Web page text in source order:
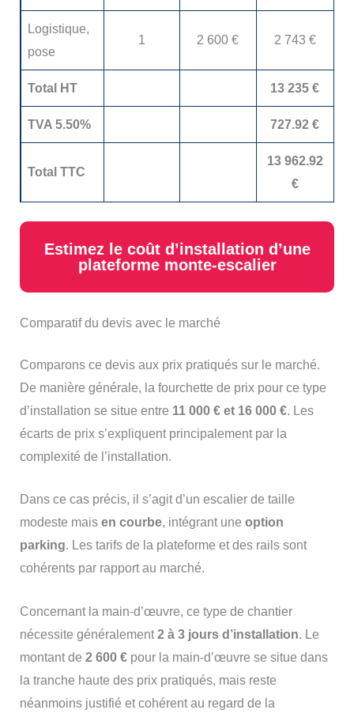
Logistique,
pose
1 2 600 € 2 743 €
Total HT 13 235 €
TVA 5.50% 727.92 €
Total TTC
13 962.92
€
Estimez le coût d’installation d’une
plateforme monte-escalier
Comparatif du devis avec le marché
Comparons ce devis aux prix pratiqués sur le marché.
De manière générale, la fourchette de prix pour ce type
d’installation se situe entre 11 000 € et 16 000 €. Les
écarts de prix s’expliquent principalement par la
complexité de l’installation.
Dans ce cas précis, il s’agit d’un escalier de taille
modeste mais en courbe, intégrant une option
parking. Les tarifs de la plateforme et des rails sont
cohérents par rapport au marché.
Concernant la main-d’œuvre, ce type de chantier
nécessite généralement2 à 3 jours d’installation. Le
montant de 2 600 €pour la main-d’œuvre se situe dans
la tranche haute des prix pratiqués, mais reste
néanmoins justifié et cohérent au regard de la